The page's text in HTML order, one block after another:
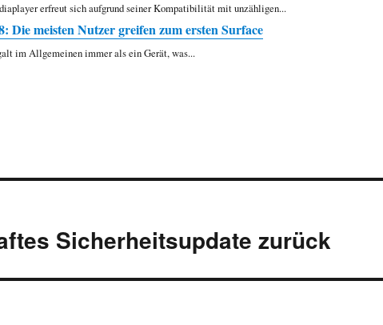
erfreut sich aufgrund seiner Kompatibilität mit unzähligen...
Die meisten Nutzer greifen zum ersten Surface
im Allgemeinen immer als ein Gerät, was...
Sicherheitsupdate zurück